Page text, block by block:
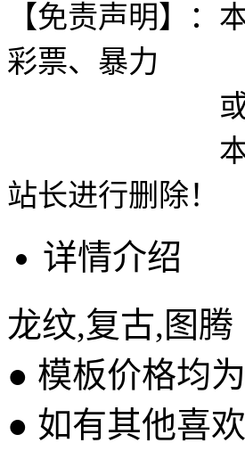
【免责声明】：
彩票、暴力
或一切违法
本站图片均
站长进行删除！
详情介绍
龙纹,复古,图腾
● 模板价格均
● 如有其他喜